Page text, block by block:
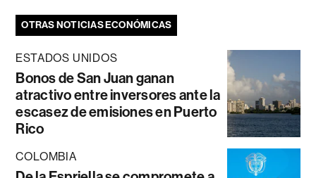
OTRAS NOTICIAS ECONÓMICAS
ESTADOS UNIDOS
Bonos de San Juan ganan
atractivo entre inversores ante la
escasez de emisiones en Puerto
Rico
COLOMBIA